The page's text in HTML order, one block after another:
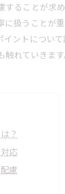
ることが求
扱うことが
ントについ
れていきます
？
応
慮